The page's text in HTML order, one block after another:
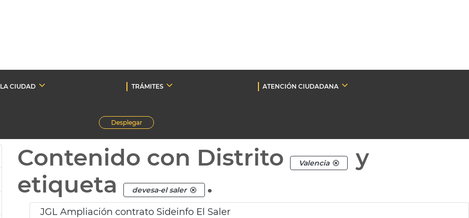
LA CIUDAD TRÁMITES
ATENCIÓN CIUDADANA
Desplegar
Contenido con Distrito Valencia
y
etiqueta
devesa-el saler .
JGL Ampliación contrato Sideinfo El Saler